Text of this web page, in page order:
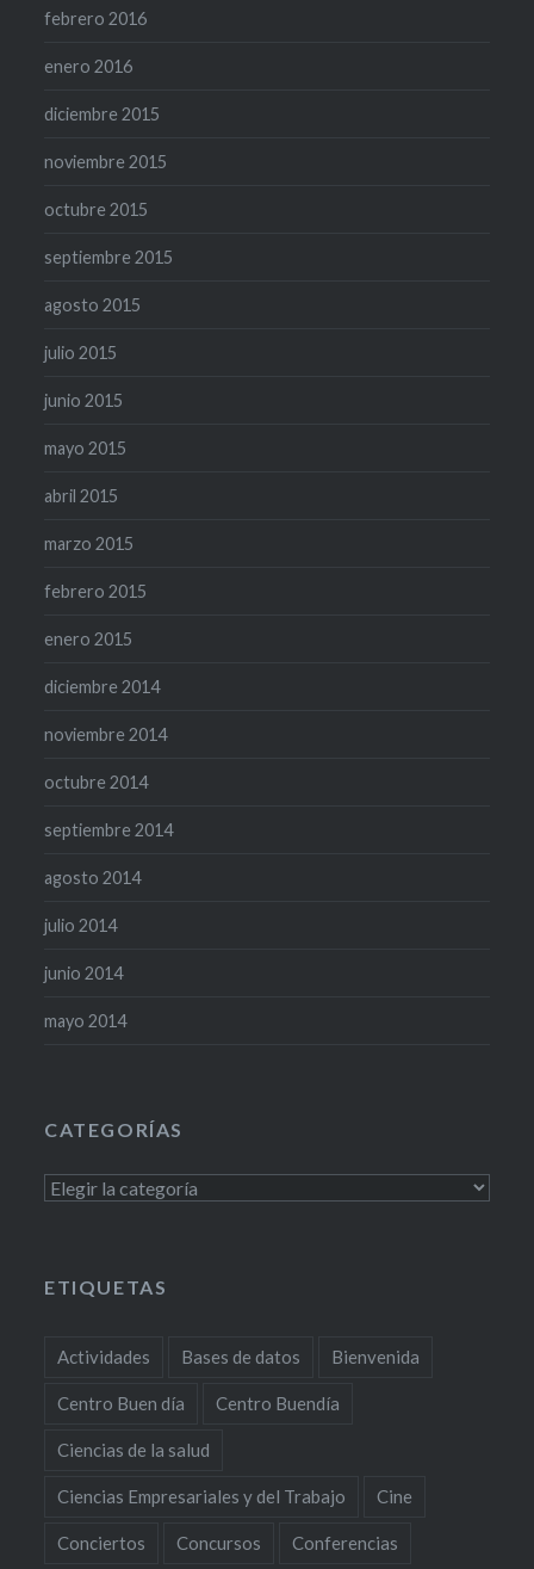
febrero 2016
enero 2016
diciembre 2015
noviembre 2015
octubre 2015
septiembre 2015
agosto 2015
julio 2015
junio 2015
mayo 2015
abril 2015
marzo 2015
febrero 2015
enero 2015
diciembre 2014
noviembre 2014
octubre 2014
septiembre 2014
agosto 2014
julio 2014
junio 2014
mayo 2014
CATEGORÍAS
Categorías
ETIQUETAS
Actividades Bases de datos Bienvenida
Centro Buen día Centro Buendía
Ciencias de la salud
Ciencias Empresariales y del Trabajo Cine
Conciertos Concursos Conferencias